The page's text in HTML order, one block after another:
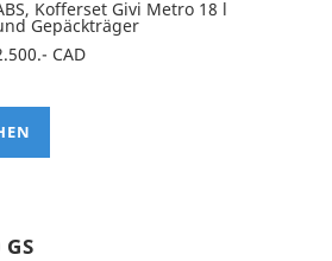
Kofferset Givi Metro 18 l
Gepäckträger
CAD